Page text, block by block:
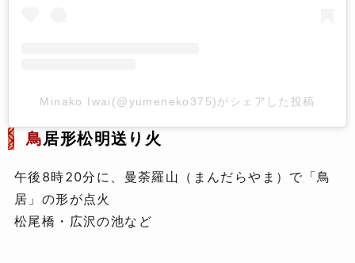
Minako Iwai(@yumeneko375)がシェアした投稿
鳥居形松明送り火
午後8時20分に、曼荼羅山（まんだらやま）で「鳥
居」の形が点火
松尾橋・広沢の池など